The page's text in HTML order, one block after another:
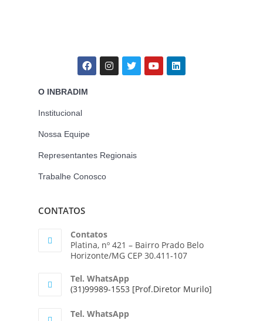
O INBRADIM
Institucional
Nossa Equipe
Representantes Regionais
Trabalhe Conosco
CONTATOS
Contatos
Platina, nº 421 – Bairro Prado Belo
Horizonte/MG CEP 30.411-107
Tel. WhatsApp
(31)99989-1553 [Prof.Diretor Murilo]
Tel. WhatsApp